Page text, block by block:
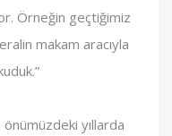
Örneğin geçtiğimiz
makam aracıyla
önümüzdeki yıllarda